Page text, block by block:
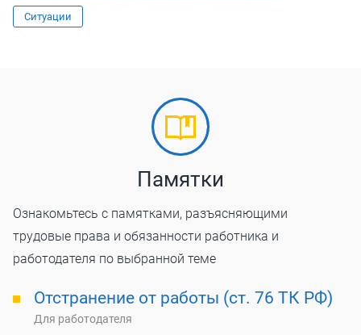
Ситуации
Памятки
Ознакомьтесь с памятками, разъясняющими
трудовые права и обязанности работника и
работодателя по выбранной теме
Отстранение от работы (ст. 76 ТК РФ)
Для работодателя